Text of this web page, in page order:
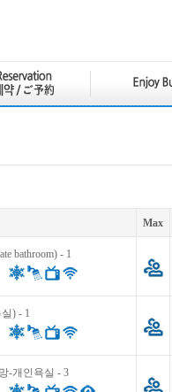
Max
bathroom) - 1
) - 1
-개인욕실 - 3